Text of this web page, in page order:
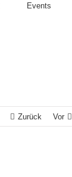
Events
Zurück Vor